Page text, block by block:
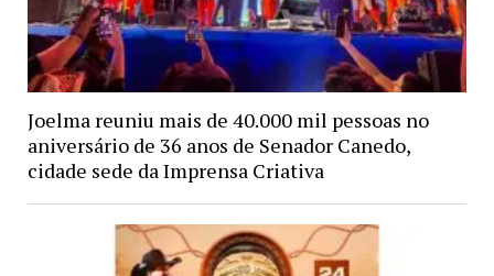
Joelma reuniu mais de 40.000 mil pessoas no
aniversário de 36 anos de Senador Canedo,
cidade sede da Imprensa Criativa